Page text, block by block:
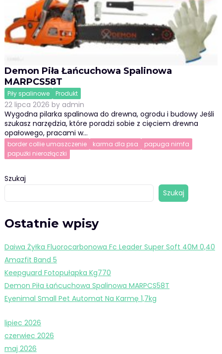
Demon Piła Łańcuchowa Spalinowa
MARPCS58T
Piły spalinowe Produkt
22 lipca 2026 by admin
Wygodna pilarka spalinowa do drewna, ogrodu i budowy Jeśli
szukasz narzędzia, które poradzi sobie z cięciem drewna
opałowego, pracami w…
border collie umaszczenie karma dla psa
papuga nimfa
papużki nierozłączki
Szukaj
Szukaj
Ostatnie wpisy
Daiwa Żyłka Fluorocarbonowa Fc Leader Super Soft 40M 0,40
Amazfit Band 5
Keepguard Fotopułapka Kg770
Demon Piła Łańcuchowa Spalinowa MARPCS58T
Eyenimal Small Pet Automat Na Karmę 1,7kg
lipiec 2026
czerwiec 2026
maj 2026